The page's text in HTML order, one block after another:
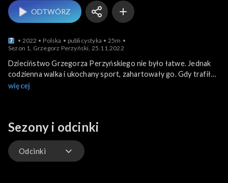
ODTWÓRZ
2022 Polska publicystyka
25m
Sezon 1, Grzegorz Perzyński, 25.11.2022
Dzieciństwo Grzegorza Perzyńskiego nie było łatwe. Jednak
codzienna walka i ukochany sport, zahartowały go. Gdy trafił
do szpitala z marskością wątroby, na skutek zakażenia wirusem
propagującej świadome dawstwo organów, niesie pomoc i
wsparcie.
więcej
Sezony i odcinki
Odcinki